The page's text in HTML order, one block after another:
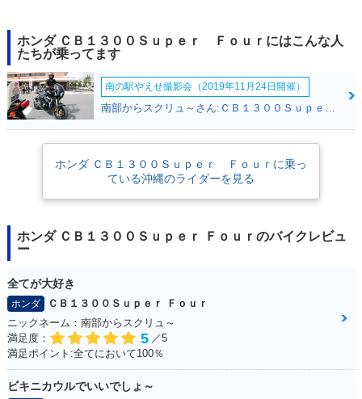
2021年 CB1300 SU
PER FOUR SP・マ
イナーチェンジ
PER FOUR・マイナ
2020年 CB1300 SU
PER FOUR SP・カ
2019年 CB1300 SU
2019年 CB1300 SU
2018年 CB1300 SU
2016年 CB1300 SU
PER FOUR E Pack
age Special Editio
n
2016年 CB1300 SU
PER FOUR E Pack
age・追加
ホンダ ＣＢ１３００Ｓｕｐｅｒ Ｆｏｕｒにはこんな人
たちが乗ってます
南の駅やえせ撮影会（2019年11月24日開催）
ホンダ ＣＢ１３００Ｓｕｐｅｒ Ｆｏｕｒに乗っ
ている沖縄のライダーを見る
ホンダ ＣＢ１３００Ｓｕｐｅｒ Ｆｏｕｒのバイクレビュ
ー
全てが大好き
ホンダ
ＣＢ１３００Ｓｕｐｅｒ Ｆｏｕｒ
ニックネーム：南部からスクリュ～
満足度：
5 ／5
満足ポイント:全てにおいて100％
ビキニカウルでいいでしょ～